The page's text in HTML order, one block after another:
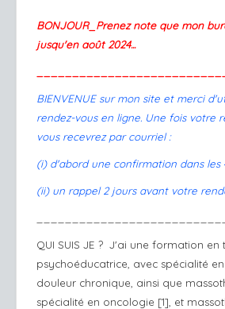
BONJOUR_Prenez note que mon
jusqu'en août 2024...
BIENVENUE sur mon site et merci
rendez-vous en ligne. Une fois votre
vous recevrez par courriel :
(i) d'abord une confirmation dans les
(ii) un rappel 2 jours avant votre
QUI SUIS JE ? J'ai une formation en
psychoéducatrice, avec spécialité
douleur chronique, ainsi que
spécialité en oncologie [1], et